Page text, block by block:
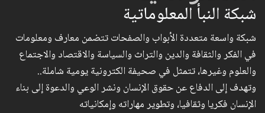
شبكة النبأ المعلوماتية
شبكة واسعة متعددة الأبواب والصفحات تتضمن معارف ومعلومات
في الفكر والثقافة والدين والتراث والسياسة والاقتصاد والاجتماع
والعلوم وغيرها، تتمثل في صحيفة الكترونية يومية شاملة..
وتهدف إلى الدفاع عن حقوق الإنسان ونشر الوعي والدعوة إلى بناء
الإنسان فكريا وثقافيا، وتطوير مهاراته وإمكانياته